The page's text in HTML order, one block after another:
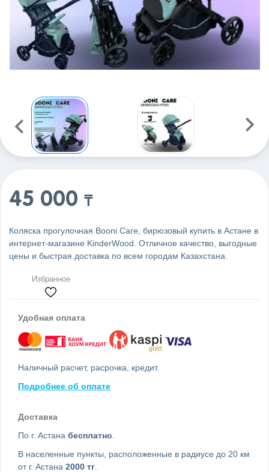
45 000 ₸
Коляска прогулочная Booni Care, бирюзовый купить в Астане в
интернет-магазине KinderWood. Отличное качество, выгодные
цены и быстрая доставка по всем городам Казахстана.
Избранное
Удобная оплата
Наличный расчет, расрочка, кредит.
Подробнее об оплате
Доставка
По г. Астана бесплатно
В населенные пункты, расположенные в радиусе до 20 км
от г. Астана 2000 тг